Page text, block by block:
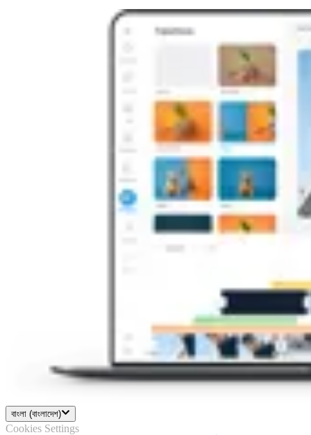
বাংলা (বাংলাদেশ)
Cookies Settings